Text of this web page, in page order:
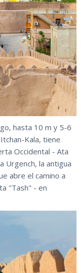
hasta 10 m y 5-6
Kala, tiene
Occidental - Ata
Urgench, la antigua
abre el camino a
"Tash" - en